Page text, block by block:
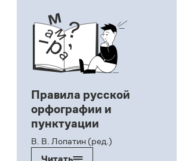
Правила русской
орфографии и
пунктуации
В. В. Лопатин (ред.)
Читать